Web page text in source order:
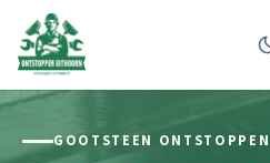
GOOTSTEEN